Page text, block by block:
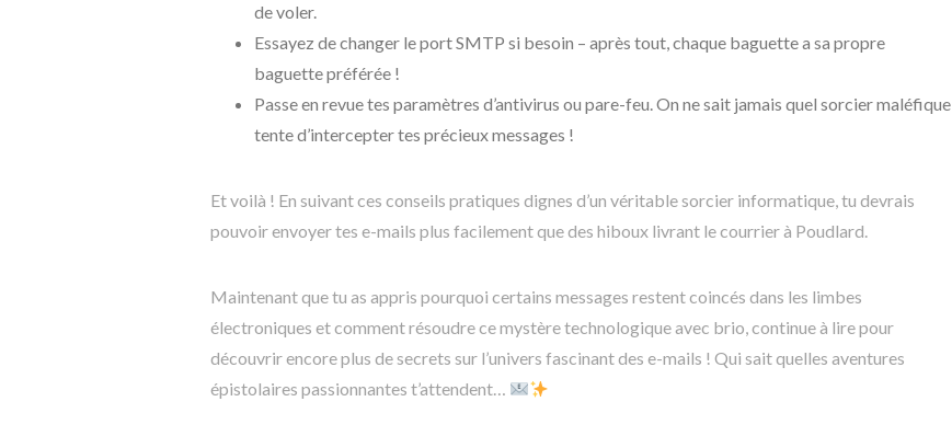
de voler.
Essayez de changer le port SMTP si besoin – après tout, chaque baguette a sa propre
baguette préférée !
Passe en revue tes paramètres d’antivirus ou pare-feu. On ne sait jamais quel sorcier maléfique
tente d’intercepter tes précieux messages !
Et voilà ! En suivant ces conseils pratiques dignes d’un véritable sorcier informatique, tu devrais
pouvoir envoyer tes e-mails plus facilement que des hiboux livrant le courrier à Poudlard.
Maintenant que tu as appris pourquoi certains messages restent coincés dans les limbes
électroniques et comment résoudre ce mystère technologique avec brio, continue à lire pour
découvrir encore plus de secrets sur l’univers fascinant des e-mails ! Qui sait quelles aventures
épistolaires passionnantes t’attendent…